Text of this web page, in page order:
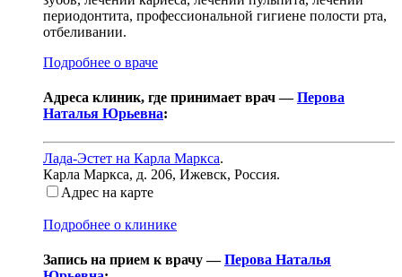
периодонтита, профессиональной гигиене полости рта,
отбеливании.
Подробнее о враче
Адреса клиник, где принимает врач —Перова
Наталья Юрьевна:
Лада-Эстет на Карла Маркса.
Карла Маркса, д. 206, Ижевск, Россия.
Адрес на карте
Подробнее о клинике
Запись на прием к врачу —Перова Наталья